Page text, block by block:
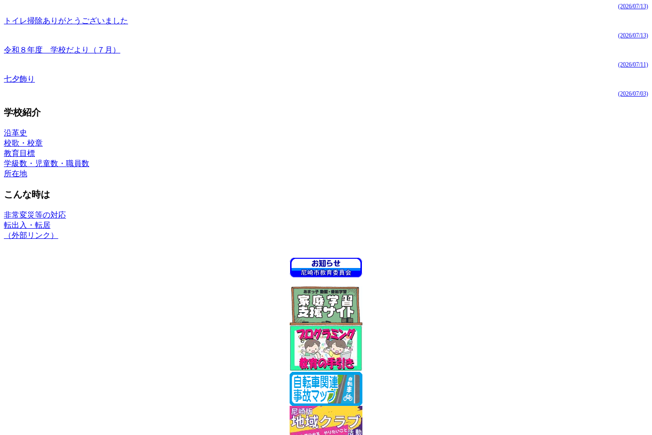
(2026/07/13)
トイレ掃除ありがとうございました
(2026/07/13)
令和８年度 学校だより（７月）
(2026/07/11)
七夕飾り
(2026/07/03)
学校紹介
沿革史
校歌・校章
教育目標
学級数・児童数・職員数
所在地
こんな時は
非常変災等の対応
転出入・転居
（外部リンク）